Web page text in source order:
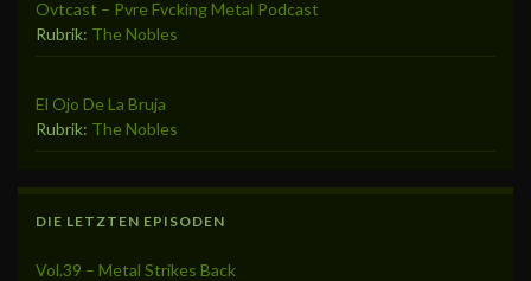
Ovtcast – Pvre Fvcking Metal Podcast
Rubrik: The Nobles
El Ojo De La Bruja
Rubrik: The Nobles
DIE LETZTEN EPISODEN
Vol.39 – Metal Strikes Back